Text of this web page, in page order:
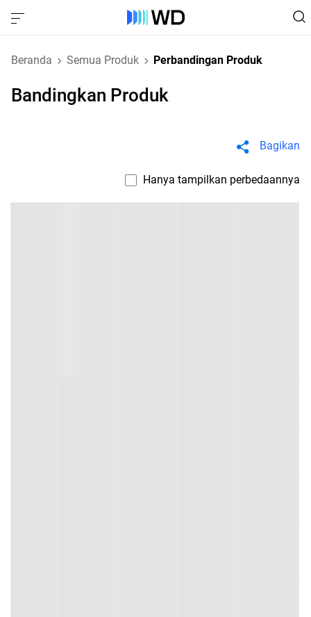
Beranda Semua Produk Perbandingan Produk
Bandingkan Produk
Bagikan
Hanya tampilkan perbedaannya